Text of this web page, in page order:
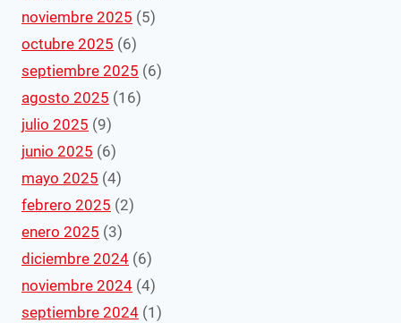
noviembre 2025 (5)
octubre 2025 (6)
septiembre 2025 (6)
agosto 2025 (16)
julio 2025 (9)
junio 2025 (6)
mayo 2025 (4)
febrero 2025 (2)
enero 2025 (3)
diciembre 2024 (6)
noviembre 2024 (4)
septiembre 2024 (1)